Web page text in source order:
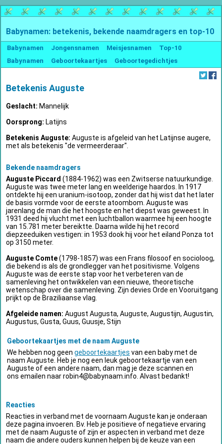
Babynamen: betekenis, bekende naamdragers en top-10
Babynamen Jongensnamen Meisjesnamen
Top-10
Babynamen
Geboortekaartjes Geboortegedichtjes
Betekenis Auguste
Geslacht: Mannelijk
Oorsprong: Latijns
Betekenis Auguste: Auguste is afgeleid van het Latijnse augere,
met als betekenis "de vermeerderaar".
Bekende naamdragers
Auguste Piccard (1884-1962) was een Zwitserse natuurkundige.
Auguste was twee meter lang en weelderige haardos. In 1917
ontdekte hij een uranium-isotoop, zonder dat hij wist dat het later
de basis vormde voor de eerste atoombom. Auguste was
jarenlang de man die het hoogste en het diepst was geweest. In
1931 deed hij vlucht met een luchtballon waarmee hij een hoogte
van 15.781 meter bereiktte. Daarna wilde hij het record
diepzeeduiken vestigen: in 1953 dook hij voor het eiland Ponza tot
op 3150 meter.
Auguste Comte(1798-1857) was een Frans filosoof en socioloog,
die bekend is als de grondlegger van het positivisme. Volgens
Auguste was de eerste stap voor het verbeteren van de
samenleving het ontwikkelen van een nieuwe, theoretische
wetenschap over die samenleving. Zijn devies Orde en Vooruitgang
prijkt op de Braziliaanse vlag.
Afgeleide namen: August Augusta, Auguste, Augustijn, Augustin,
Augustus, Gusta, Guus, Guusje, Stijn
Geboortekaartjes met de naam Auguste
We hebben nog geen geboortekaartjes van een baby met de
naam Auguste. Heb je nog een leuk geboortekaartje van een
Auguste of een andere naam, dan mag je deze scannen en
ons emailen naarrobin4@babynaam.info . Alvast bedankt!
Reacties
Reacties in verband met de voornaam Auguste kan je onderaan
deze pagina invoeren. Bv. Heb je positieve of negatieve ervaring
met de naam Auguste of zijn er aspecten in verband met deze
naam die andere ouders kunnen helpen bij de keuze van een